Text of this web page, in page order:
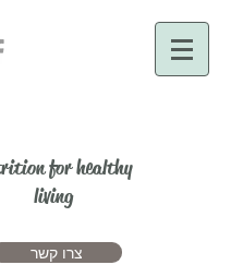
for healthy
living
צרו קשר